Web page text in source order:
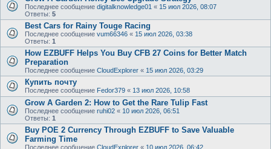
Последнее сообщение digitalknowledge01 « 15 июл 2026, 08:07
Ответы: 5
Best Cars for Rainy Touge Racing
Последнее сообщение vum66346 « 15 июл 2026, 03:38
Ответы: 1
How EZBUFF Helps You Buy CFB 27 Coins for Better Match
Preparation
Последнее сообщение CloudExplorer « 15 июл 2026, 03:29
Купить почту
Последнее сообщение Fedor379 « 13 июл 2026, 10:58
Grow A Garden 2: How to Get the Rare Tulip Fast
Последнее сообщение ruhi02 « 10 июл 2026, 06:51
Ответы: 1
Buy POE 2 Currency Through EZBUFF to Save Valuable
Farming Time
Последнее сообщение CloudExplorer « 10 июл 2026, 06:42